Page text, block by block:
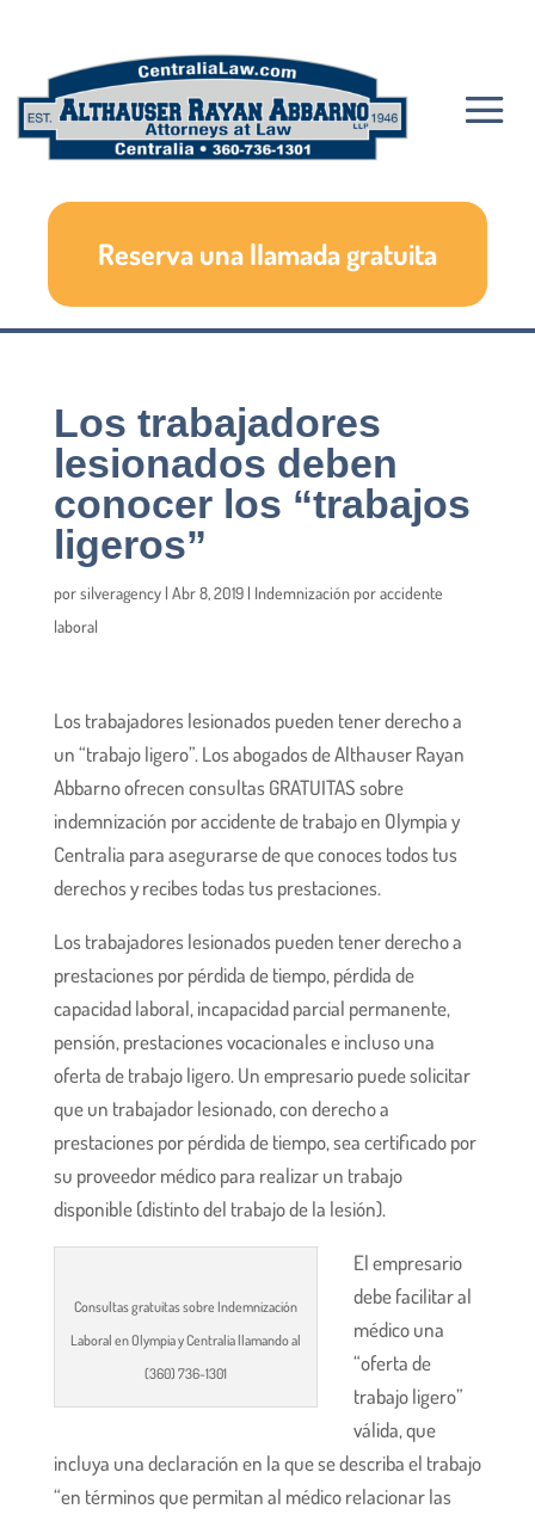
Reserva una llamada gratuita
Los trabajadores
lesionados deben
conocer los “trabajos
ligeros”
porsilveragency| Abr 8, 2019| Indemnización por accidente
laboral
Los trabajadores lesionados pueden tener derecho a
un “trabajo ligero”. Los abogados de Althauser Rayan
Abbarno ofrecen consultas GRATUITAS sobre
indemnización por accidente de trabajo en Olympia y
Centralia para asegurarse de que conoces todos tus
derechos y recibes todas tus prestaciones.
Los trabajadores lesionados pueden tener derecho a
prestaciones por pérdida de tiempo, pérdida de
capacidad laboral, incapacidad parcial permanente,
pensión, prestaciones vocacionales e incluso una
oferta de trabajo ligero. Un empresario puede solicitar
que un trabajador lesionado, con derecho a
prestaciones por pérdida de tiempo, sea certificado por
su proveedor médico para realizar un trabajo
disponible (distinto del trabajo de la lesión).
Consultas gratuitas sobre Indemnización
Laboral en Olympia y Centralia llamando al
(360) 736-1301
El empresario
debe facilitar al
médico una
“oferta de
trabajo ligero”
válida, que
incluya una declaración en la que se describa el trabajo
“en términos que permitan al médico relacionar las